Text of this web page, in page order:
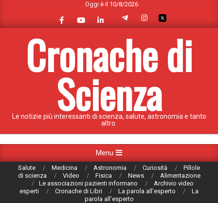
content
Oggi è il 10/8/2026
Cronache di
Scienza
Le notizie più interessanti di scienza, salute, astronomia e tanto
altro.
Navigation
Menu
Salute Medicina Astronomia Curiosità
Pillole
di scienza
Video Fisica News
Alimentazione
Le associazioni pazienti informano
Archivio video
esperti
Cronache di Libri La parola all’esperto
La
parola all’esperto